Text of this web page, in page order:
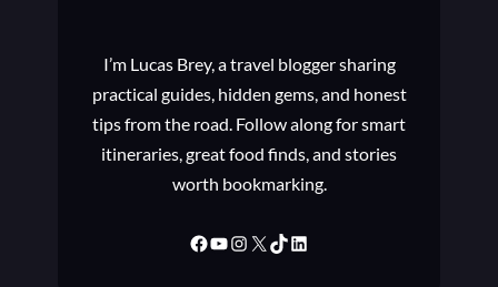
I’m Lucas Brey, a travel blogger sharing
practical guides, hidden gems, and honest
tips from the road. Follow along for smart
itineraries, great food finds, and stories
worth bookmarking.
Facebook YouTube Instagram X TikTok LinkedIn